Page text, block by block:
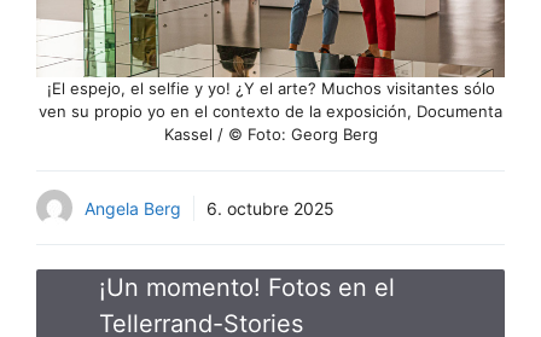
¡El espejo, el selfie y yo! ¿Y el arte? Muchos visitantes sólo
ven su propio yo en el contexto de la exposición, Documenta
Kassel / © Foto: Georg Berg
Angela Berg 6. octubre 2025
¡Un momento! Fotos en el
Tellerrand-Stories